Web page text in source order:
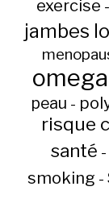
exercise -
jambes
peau -
risque
santé -
smoking -